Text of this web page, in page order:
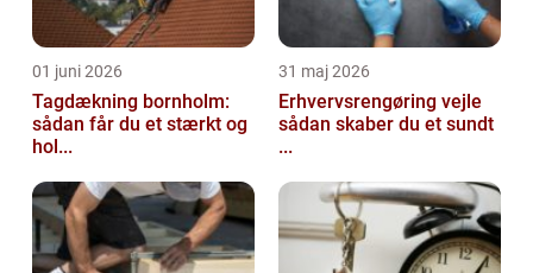
01 juni 2026
Tagdækning bornholm:
sådan får du et stærkt og
hol...
31 maj 2026
Erhvervsrengøring vejle
sådan skaber du et sundt
...